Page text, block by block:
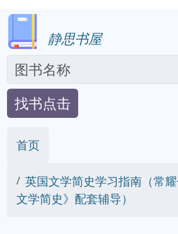
静思书屋
找书点击
首页
英国文学简史学习指南（常
文学简史》配套辅导）